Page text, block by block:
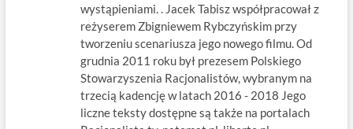
wystąpieniami. . Jacek Tabisz współpracował z
reżyserem Zbigniewem Rybczyńskim przy
tworzeniu scenariusza jego nowego filmu. Od
grudnia 2011 roku był prezesem Polskiego
Stowarzyszenia Racjonalistów, wybranym na
trzecią kadencję w latach 2016 - 2018 Jego
liczne teksty dostępne są także na portalach